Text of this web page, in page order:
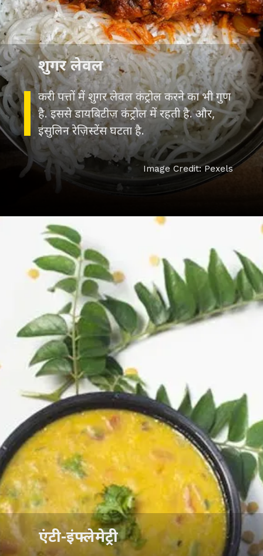
करी पत्तों में शुगर लेवल कंट्रोल करने का भी गुण
है. इससे डायबिटीज़ कंट्रोल में रहती है. और,
इंसुलिन रेज़िस्टेंस घटता है.
शुगर लेवल
Image Credit: Pexels
एंटी-इंफ्लेमेट्री